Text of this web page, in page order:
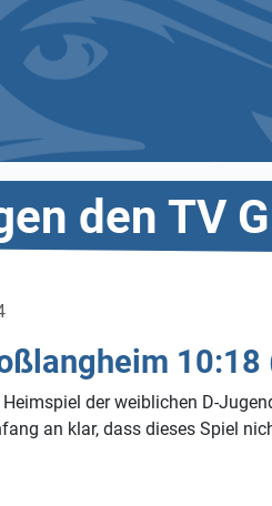
den TV
10:18
der weiblichen D-
an klar, dass dieses Spiel